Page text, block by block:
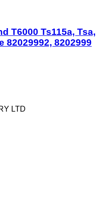
T6000 Ts115a, Tsa,
82029992, 8202999
LTD